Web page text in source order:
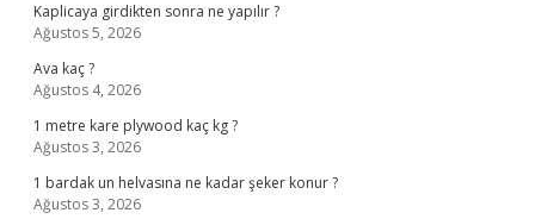
Kaplicaya girdikten sonra ne yapılır ?
Ağustos 5, 2026
Ava kaç ?
Ağustos 4, 2026
1 metre kare plywood kaç kg ?
Ağustos 3, 2026
1 bardak un helvasına ne kadar şeker konur ?
Ağustos 3, 2026